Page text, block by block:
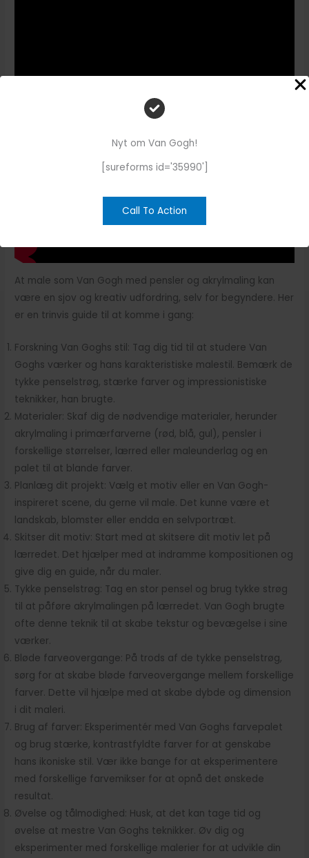
Nyt om Van Gogh!
[sureforms id='35990']
Call To Action
At male som Van Gogh med pensler og akrylmaling kan
være en sjov og kreativ udfordring, selv for begyndere. Her
er en trinvis guide til at komme i gang:
Forskning Van Goghs stil: Tag dig tid til at studere Van
Goghs værker og hans karakteristiske malestil. Bemærk de
tykke penselstrøg, stærke farver og impressionistiske
teknikker, han brugte.
Materialer: Skaf dig de nødvendige materialer, herunder
akrylmaling i primærfarverne (rød, blå, gul), pensler i
forskellige størrelser, lærred eller maleunderlag og en
palet til at blande farver.
Planlæg dit projekt: Vælg et motiv eller en Van Gogh-
inspireret scene, du gerne vil male. Det kunne være et
landskab, blomster eller endda en selvportræt.
Skitser dit motiv: Start med at skitsere dit motiv let på
lærredet. Det hjælper med at indramme kompositionen og
give dig en guide, når du maler.
Tykke penselstrøg: Tag en stor pensel og brug tykke strøg
til at påføre akrylmalingen på lærredet. Van Gogh brugte
ofte denne teknik til at skabe tekstur og bevægelse i sine
værker.
Bløde farveovergange: På trods af de tykke penselstrøg,
sørg for at skabe bløde farveovergange mellem forskellige
farver. Dette vil hjælpe med at skabe dybde og dimension
i dit maleri.
Brug af farver: Eksperimentér med Van Goghs farvepalet
og brug stærke, kontrastfyldte farver for at genskabe
hans ikoniske stil. Vær ikke bange for at eksperimentere
med forskellige farvemikser for at opnå det ønskede
resultat.
Øvelse og tålmodighed: Husk, at det kan tage tid og
øvelse at mestre Van Goghs teknikker. Øv dig og
eksperimenter med forskellige malerier for at udvikle din